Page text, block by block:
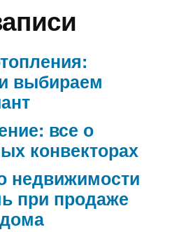
выбираем
все о
конвекторах
недвижимости
при продаже